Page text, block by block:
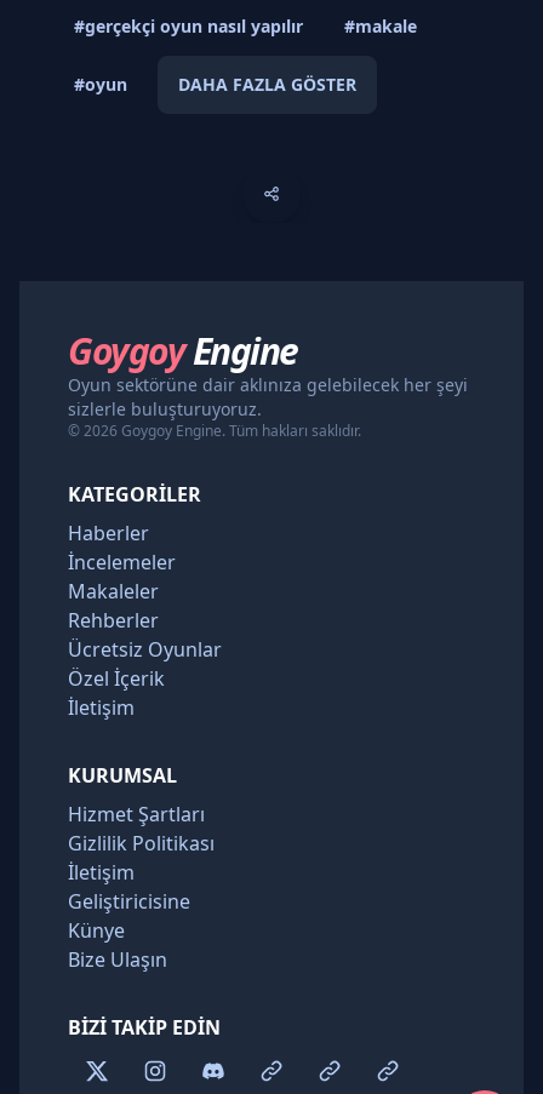
#gerçekçi oyun nasıl yapılır #makale
#oyun DAHA FAZLA GÖSTER
GoygoyEngine
Oyun sektörüne dair aklınıza gelebilecek her şeyi
sizlerle buluşturuyoruz.
© 2026 Goygoy Engine. Tüm hakları saklıdır.
KATEGORILER
Haberler
İncelemeler
Makaleler
Rehberler
Ücretsiz Oyunlar
Özel İçerik
İletişim
KURUMSAL
Hizmet Şartları
Gizlilik Politikası
İletişim
Geliştiricisine
Künye
Bize Ulaşın
BIZI TAKIP EDIN